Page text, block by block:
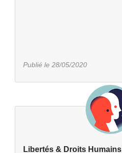
Publié le 28/05/2020
Libertés & Droits Humains